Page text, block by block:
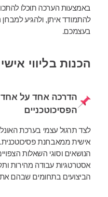
באמצעות הערכה תוכלו
להתמודד איתן, ולהגיע למבחן
בעצמכם.
הכנות בליווי אישי
הדרכה אחד על
הפסיכוטכניים
לצד תרגול עצמי בערכת
אישית ממאבחנת
הנושאים וסוגי השאלות
אסטרטגיות עבודה מהירות
הביצועים בתחומים שבהם